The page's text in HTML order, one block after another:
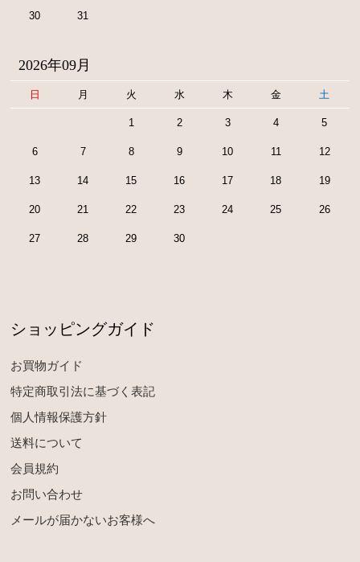
30 31
2026年09月
日 月 火 水 木 金 土
1 2 3 4 5
6 7 8 9 10 11 12
13 14 15 16 17 18 19
20 21 22 23 24 25 26
27 28 29 30
ショッピングガイド
お買物ガイド
特定商取引法に基づく表記
個人情報保護方針
送料について
会員規約
お問い合わせ
メールが届かないお客様へ